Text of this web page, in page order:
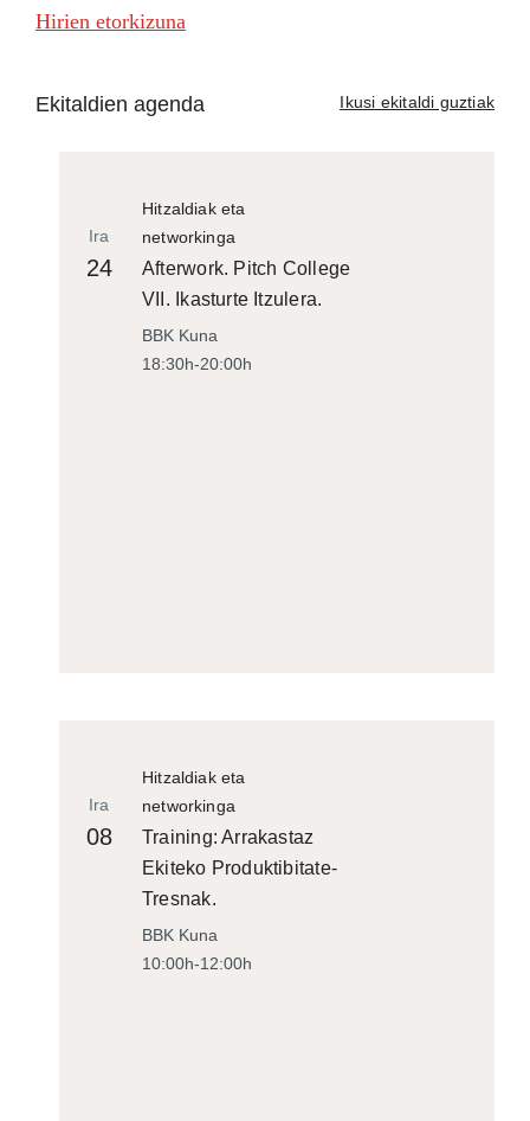
Hirien etorkizuna
Ekitaldien agenda Ikusi ekitaldi guztiak
Hitzaldiak eta
networkinga
Ira
24
Afterwork. Pitch College
VII. Ikasturte Itzulera.
BBK Kuna
18:30h-20:00h
Hitzaldiak eta
networkinga
Ira
08
Training: Arrakastaz
Ekiteko Produktibitate-
Tresnak.
BBK Kuna
10:00h-12:00h